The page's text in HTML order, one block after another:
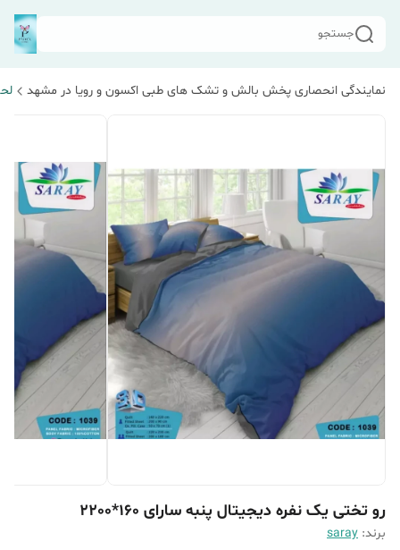
جستجو
نمایندگی انحصاری پخش بالش و تشک های طبی اکسون و رویا در مشهد
رو تختی یک نفره دیجیتال پنبه سارای 160*2200
برند: saray